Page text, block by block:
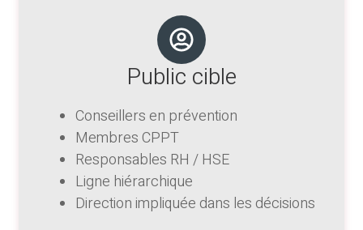
Public cible
Conseillers en prévention
Membres CPPT
Responsables RH / HSE
Ligne hiérarchique
Direction impliquée dans les décisions